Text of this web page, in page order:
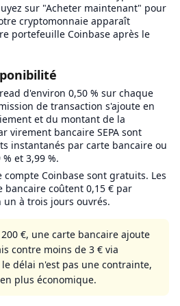
sur "Acheter maintenant" pour
cryptomonnaie apparaît
portefeuille Coinbase après le
d'environ 0,50 % sur chaque
de transaction s'ajoute en
et du montant de la
virement bancaire SEPA sont
instantanés par carte bancaire ou
et 3,99 %.
compte Coinbase sont gratuits. Les
bancaire coûtent 0,15 € par
à trois jours ouvrés.
€, une carte bancaire ajoute
contre moins de 3 € via
le délai n'est pas une contrainte,
plus économique.